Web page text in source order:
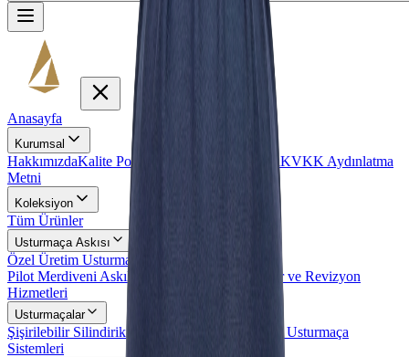
Anasayfa
Kurumsal
HakkımızdaKalite Politikamız Gizlilik PolitikasıKVKK Aydınlatma
Metni
Koleksiyon
Tüm Ürünler
Usturmaça Askısı
Özel Üretim Usturmaça Askıları
Pilot Merdiveni Askıları
Usturmaça Askısı Tamir ve Revizyon
Hizmetleri
Usturmaçalar
Şişirilebilir Silindirik Usturmaçalar
Özel Tasarım Usturmaça
Sistemleri